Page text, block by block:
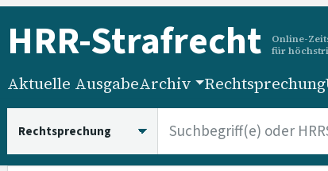
HRR-Strafrecht
Online-
für
Aktuelle AusgabeArchiv Rechtsprechung